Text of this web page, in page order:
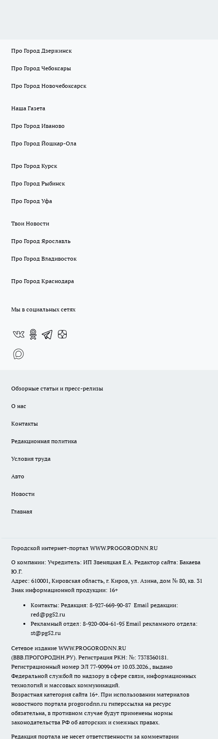
Про Город Дзержинск
Про Город Чебоксары
Про Город Новочебоксарск
Наша Газета
Про Город Иваново
Про Город Йошкар-Ола
Про Город Курск
Про Город Рыбинск
Про Город Уфа
Твои Новости
Про Город Ярославль
Про Город Владивосток
Про Город Краснодара
Мы в социальных сетях
Обзорные статьи и пресс-релизы
О нас
Контакты
Редакционная политика
Условия труда
Авто
Новости
Главная
Городской интернет-портал WWW.PROGORODNN.RU
О компании: Учредитель: ИП Звеняцкая Е.А. Редактор сайта: Бакаева
Ю.Г.
Адрес: 610001, Кировская область, г. Киров, ул. Азина, дом № 80, кв. 31
Знак информационной продукции: 16+
Контакты: Редакция: 8-927-669-90-87 Email редакции:
red@pg52.ru
Рекламный отдел: 8-920-004-61-95 Email рекламного отдела:
st@pg52.ru
Сетевое издание WWW.PROGORODNN.RU
(ВВВ.ПРОГОРОДНН.РУ). Регистрация РКН: №: 7378360181.
Регистрационный номер ЭЛ 77-90994 от 10.03.2026., выдано
Федеральной службой по надзору в сфере связи, информационных
технологий и массовых коммуникаций.
Возрастная категория сайта 16+. При использовании материалов
новостного портала progorodnn.ru гиперссылка на ресурс
обязательна, в противном случае будут применены нормы
законодательства РФ об авторских и смежных правах.
Редакция портала не несет ответственности за комментарии